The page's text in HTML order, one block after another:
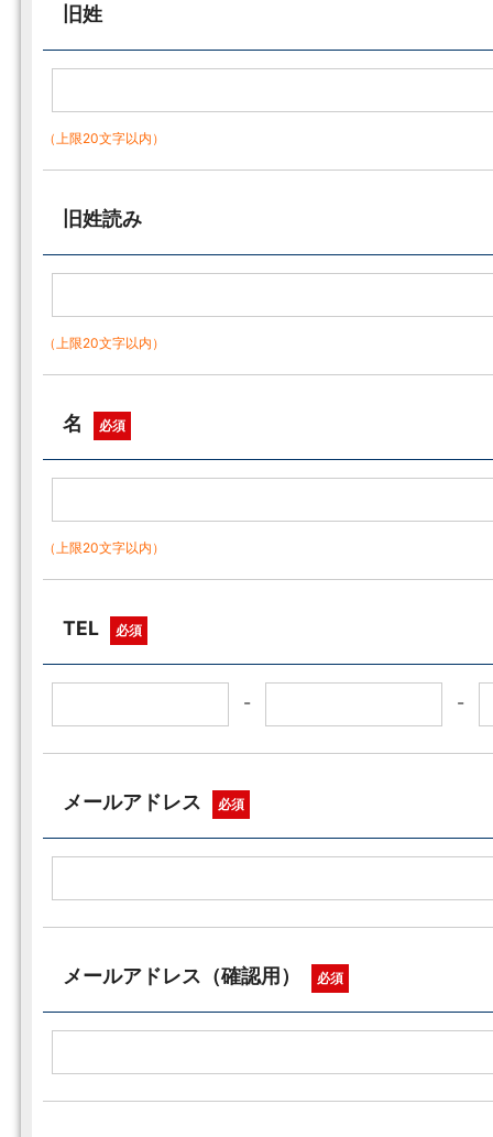
旧姓
（上限20文字以内）
旧姓読み
（上限20文字以内）
名 必須
（上限20文字以内）
TEL 必須
- -
メールアドレス 必須
メールアドレス（確認用） 必須